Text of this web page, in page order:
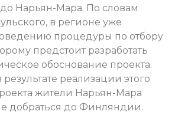
до Нарьян-Мара. По словам
в регионе уже
процедуры по отбору
предстоит разработать
обоснование проекта.
реализации этого
жители Нарьян-Мара
добраться до Финляндии.